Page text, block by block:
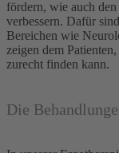
fördern, wie auch
verbessern. Dafür
Bereichen wie
zeigen dem
zurecht finden kann.
Die